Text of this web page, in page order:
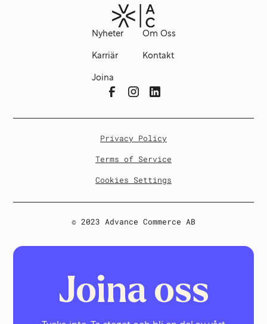
Nyheter Om Oss
Karriär Kontakt
Joina
© 2023 Advance Commerce AB
Privacy Policy
Terms of Service
Cookies Settings
Joina oss